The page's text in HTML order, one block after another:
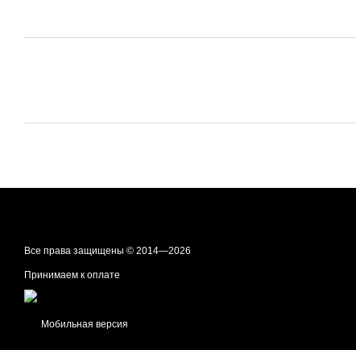
Все права защищены © 2014—2026
Принимаем к оплате
Мобильная версия